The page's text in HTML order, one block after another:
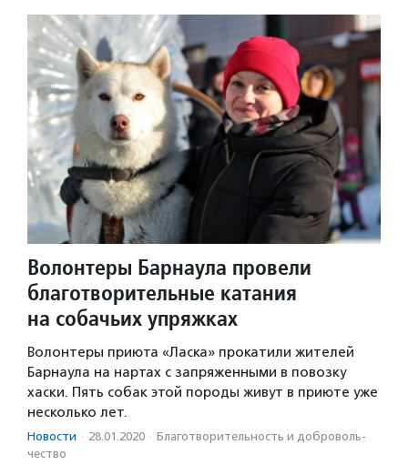
Волонтеры Барнаула провели
благотворительные катания
на собачьих упряжках
Волонтеры приюта «Ласка» прокатили жителей
Барнаула на нартах с запряженными в повозку
хаски. Пять собак этой породы живут в приюте уже
несколько лет.
Новости · 28.01.2020 · Благотвори­тель­ность и доброволь­
чест­во